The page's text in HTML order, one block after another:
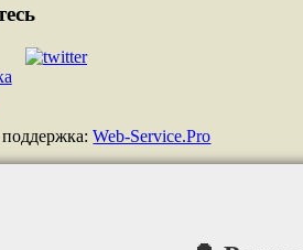
поддержка:Web-Service.Pro